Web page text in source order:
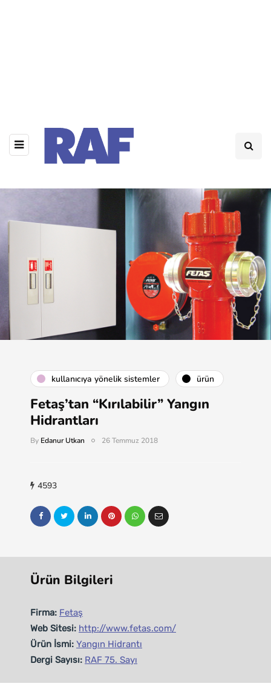
kullanıcıya yönelik sistemler ürün
Fetaş’tan “Kırılabilir” Yangın
Hidrantları
By Edanur Utkan 26 Temmuz 2018
4593
Ürün Bilgileri
Firma: Fetaş
Web Sitesi: http://www.fetas.com/
Ürün İsmi: Yangın Hidrantı
Dergi Sayısı: RAF 75. Sayı